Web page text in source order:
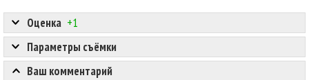
Оценка +1
Параметры съёмки
Ваш комментарий